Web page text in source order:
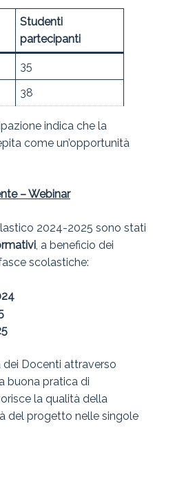
Studenti
partecipanti
35
38
indica che la
come un’opportunità
– Webinar
2024-2025 sono stati
, a beneficio dei
scolastiche:
Docenti attraverso
buona pratica di
la qualità della
del progetto nelle singole